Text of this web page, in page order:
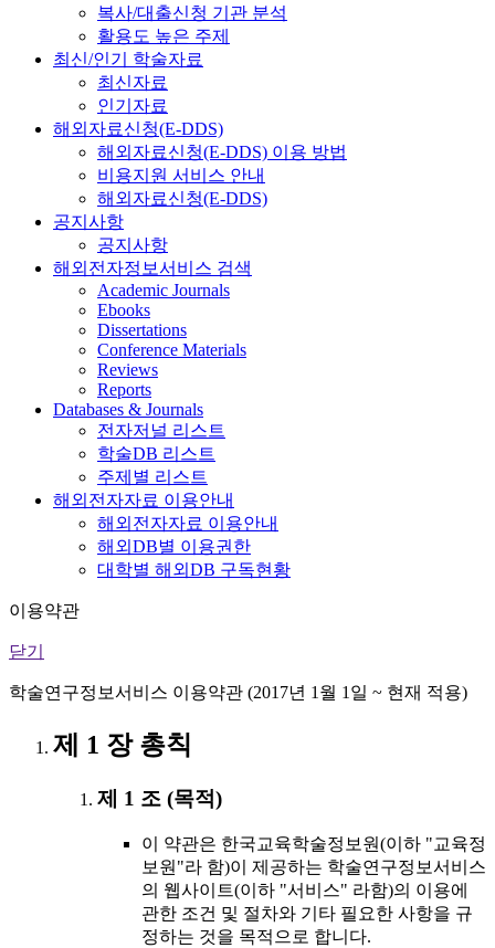
복사/대출신청 기관 분석
활용도 높은 주제
최신/인기 학술자료
최신자료
인기자료
해외자료신청(E-DDS)
해외자료신청(E-DDS) 이용 방법
비용지원 서비스 안내
해외자료신청(E-DDS)
공지사항
공지사항
해외전자정보서비스 검색
Academic Journals
Ebooks
Dissertations
Conference Materials
Reviews
Reports
Databases & Journals
전자저널 리스트
학술DB 리스트
주제별 리스트
해외전자자료 이용안내
해외전자자료 이용안내
해외DB별 이용권한
대학별 해외DB 구독현황
이용약관
닫기
학술연구정보서비스 이용약관 (2017년 1월 1일 ~ 현재 적용)
제 1 장 총칙
제 1 조 (목적)
이 약관은 한국교육학술정보원(이하 "교육정
보원"라 함)이 제공하는 학술연구정보서비스
의 웹사이트(이하 "서비스" 라함)의 이용에
관한 조건 및 절차와 기타 필요한 사항을 규
정하는 것을 목적으로 합니다.